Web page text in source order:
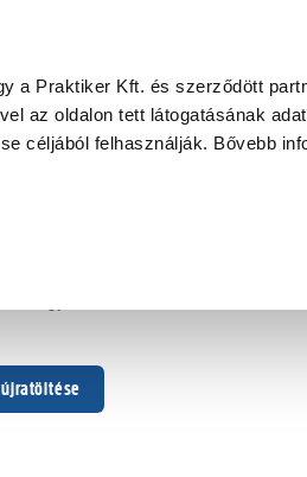
a Praktiker Kft. és szerződött
az oldalon tett látogatásának
céljából felhasználják. Bővebb